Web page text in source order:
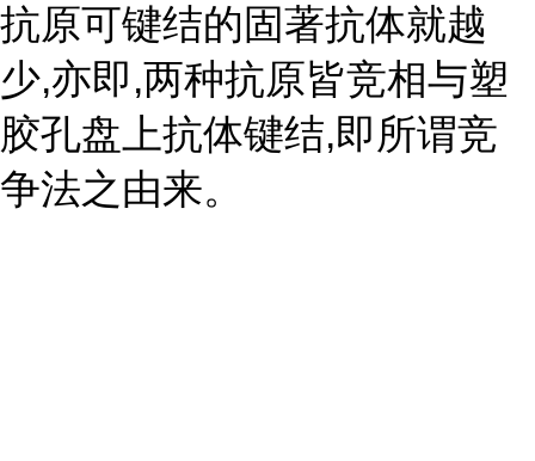
抗原可键结的固著抗体就越
少,亦即,两种抗原皆竞相与塑
胶孔盘上抗体键结,即所谓竞
争法之由来。